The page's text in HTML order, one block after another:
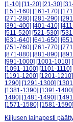
[1-10] [11-20] [21-30]
[151-160] [161-170]
[271-280] [281-290]
[391-400] [401-410]
[511-520] [521-530]
[631-640] [641-650]
[751-760] [761-770]
[871-880] [881-890]
[991-1000] [1001-1010]
[1091-1100] [1101-1110]
[1191-1200] [1201-1210]
1290] [1291-1300]
[1381-1390] [1391-1400]
1480] [1481-1490]
[1571-1580] [1581-1590]
Kiljusen lainapesti